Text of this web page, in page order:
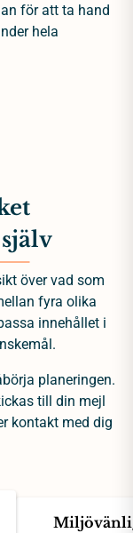
för att ta hand
hela
över vad som
fyra olika
innehållet i
planeringen.
till din mejl
kontakt med dig